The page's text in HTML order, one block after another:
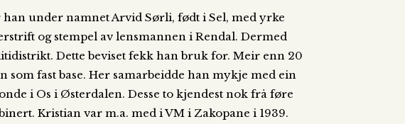
han under namnet Arvid Sørli, født i Sel, med yrke
og stempel av lensmannen i Rendal. Dermed
Dette beviset fekk han bruk for. Meir enn 20
fast base. Her samarbeidde han mykje med ein
i Os i Østerdalen. Desse to kjendest nok frå føre
Kristian var m.a. med i VM i Zakopane i 1939.